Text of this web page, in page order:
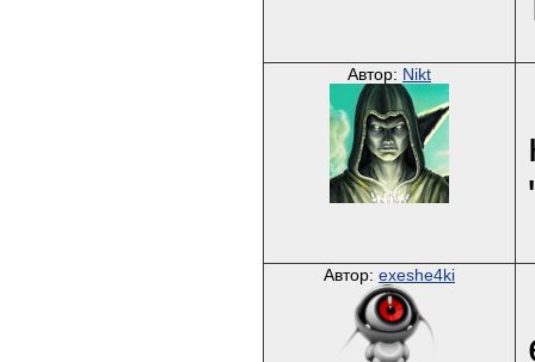
Автор: Nikt
Автор: exeshe4ki